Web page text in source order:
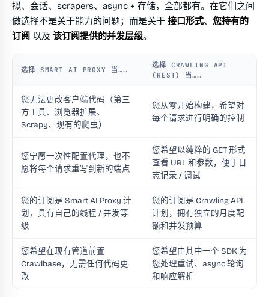
拟、会话、scrapers、async + 存储，全部都有。在它们之间
做选择不是关于能力的问题；而是关于 接口形式、 您持有的
订阅 以及 该订阅提供的并发层级。
选择 SMART AI PROXY 当……
选择 CRAWLING API
(REST) 当……
您无法更改客户端代码（第三
方工具、浏览器扩展、
Scrapy、现有的爬虫）
您从零开始构建，希望对
每个请求进行明确的控制
您宁愿一次性配置代理，也不
愿将每个请求重写到新的端点
您希望以纯粹的 GET 形式
查看 URL 和参数，便于日
志记录 / 调试
您的订阅是 Smart AI Proxy 计
划，具有自己的线程 / 并发等
级
您的订阅是 Crawling API
计划，拥有独立的月度配
额和并发预算
您希望在现有管道前置
Crawlbase，无需任何代码更
改
您希望由其中一个 SDK 为
您处理重试、async 轮询
和响应解析